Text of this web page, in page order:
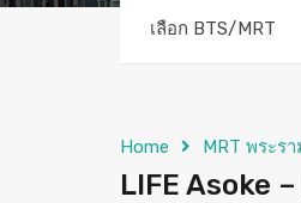
เลือก BTS/MRT
Home MRT พระร
LIFE Asoke